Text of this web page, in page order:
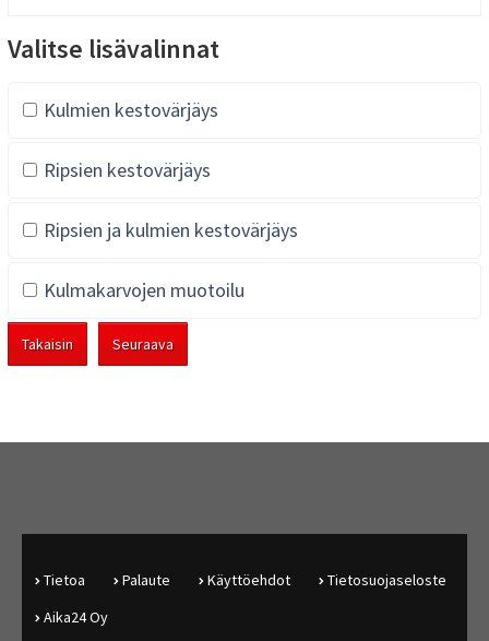
Valitse lisävalinnat
Kulmien kestovärjäys
Ripsien kestovärjäys
Ripsien ja kulmien kestovärjäys
Kulmakarvojen muotoilu
Takaisin Seuraava
Tietoa Palaute Käyttöehdot
Tietosuojaseloste
Aika24 Oy